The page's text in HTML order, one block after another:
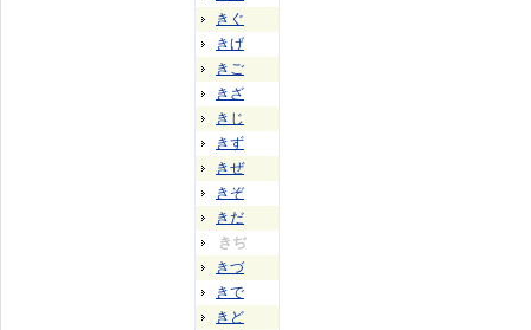
きぐ
きげ
きご
きざ
きじ
きず
きぜ
きぞ
きだ
きぢ
きづ
きで
きど